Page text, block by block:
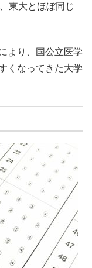
東大とほぼ同じ
より、国公立医学
くなってきた大学